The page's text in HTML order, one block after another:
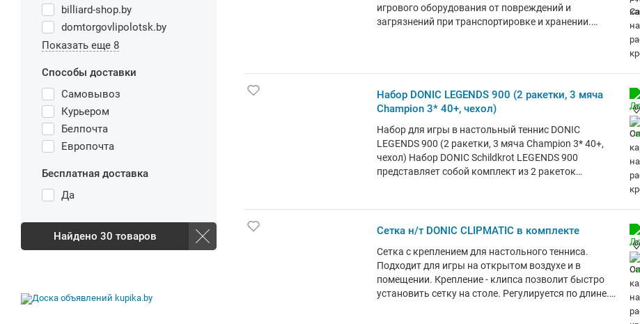
billiard-shop.by
domtorgovlipolotsk.by
Показать еще 8
Способы доставки
Самовывоз
Курьером
Белпочта
Европочта
Бесплатная доставка
Да
Найдено 30 товаров
игрового оборудования от повреждений и
загрязнений при транспортировке и хранении.
из плотной экокожи. Благодаря тканевой петле
чехол удобно носить с собой. Модель оснащена
внешним карманом на застежке “молния” для
теннисной ракетки START LINE с карманом
прослужат вам долгое время, сохраняя ракетку и
мячи в отличном состоянии.
Набор DONIC LEGENDS 900 (2 ракетки, 3 мяча
Champion 3* 40+, чехол)
Набор для игры в настольный теннис DONIC
LEGENDS 900 (2 ракетки, 3 мяча Champion 3* 40+,
чехол) Набор DONIC Schildkrot LEGENDS 900
представляет собой комплект из 2 ракеток
выполнены из ABS-пластика и отличаются
категорией 3-star, что означает допуск округлости
равномерный отскок и подходит для
использования на турнирах. Размер мячиков
составляет 40 мм, а благодаря технологии
производства Blow-Press они обладают отличным
Сетка н/т DONIC CLIPMATIC в комплекте
Сетка с креплением для настольного тенниса.
Подходит для игры на открытом воздухе и в
помещении. Крепление - клипса позволит быстро
установить сетку на столе. Регулируется по длине.